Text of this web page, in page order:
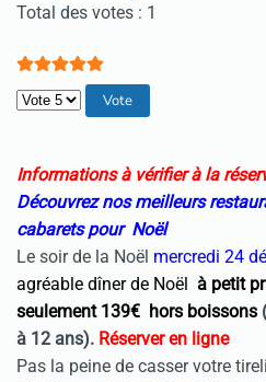
Vote utilisateur:5/
Total des votes : 1
Veuillez voter
Informations à vérifier à la
Découvrez nos meilleurs
cabarets pour Noël
Le soir de la Noël mercredi 24
agréable dîner de Noël
à petit
seulement 139€ hors boissons
à 12 ans). Réserver en ligne
Pas la peine de casser votre